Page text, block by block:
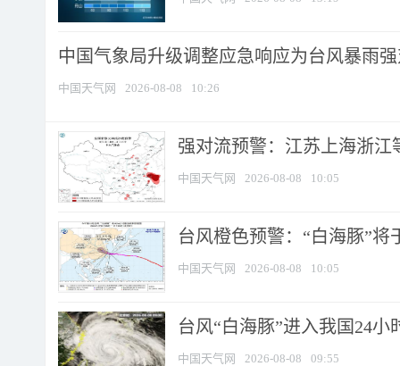
中国气象局升级调整应急响应为台风暴雨
中国天气网 2026-08-08 10:26
强对流预警：江苏上海浙江
中国天气网 2026-08-08 10:05
台风橙色预警：“白海豚”将
中国天气网 2026-08-08 10:05
台风“白海豚”进入我国24
中国天气网 2026-08-08 09:55